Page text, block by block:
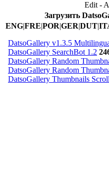
Edit -
Загрузить
ENG|FRE|POR|GER|DUT|
DatsoGallery v1.3.5
DatsoGallery SearchBot 1.2
DatsoGallery Random
DatsoGallery Random
DatsoGallery Thumbnails